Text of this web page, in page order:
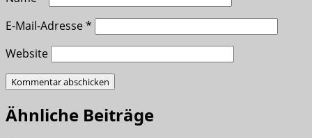
E-Mail-Adresse*
Website
Ähnliche Beiträge